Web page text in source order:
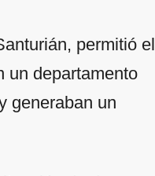
permitió el
un departamento
generaban un